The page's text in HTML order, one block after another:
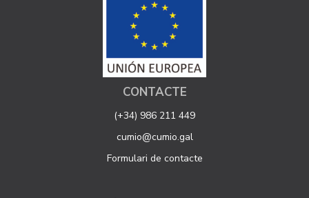
CONTACTE
(+34) 986 211 449
cumio@cumio.gal
Formulari de contacte